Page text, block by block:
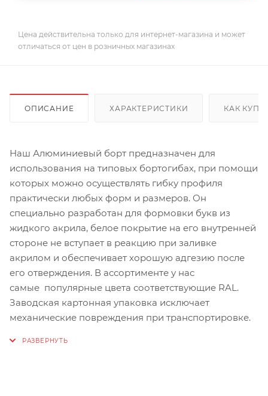
Цена действительна только для интернет-магазина и может
отличаться от цен в розничных магазинах
ОПИСАНИЕ ХАРАКТЕРИСТИКИ КАК
Наш Алюминиевый борт предназначен для
использования на типовых бортогибах, при помощи
которых можно осуществлять гибку профиля
практически любых форм и размеров. Он
специально разработан для формовки букв из
жидкого акрила, белое покрытие на его внутренней
стороне не вступает в реакцию при заливке
акрилом и обеспечивает хорошую адгезию после
его отверждения. В ассортименте у нас
самые популярные цвета соответствующие RAL.
Заводская картонная упаковка исключает
механические повреждения при транспортировке.